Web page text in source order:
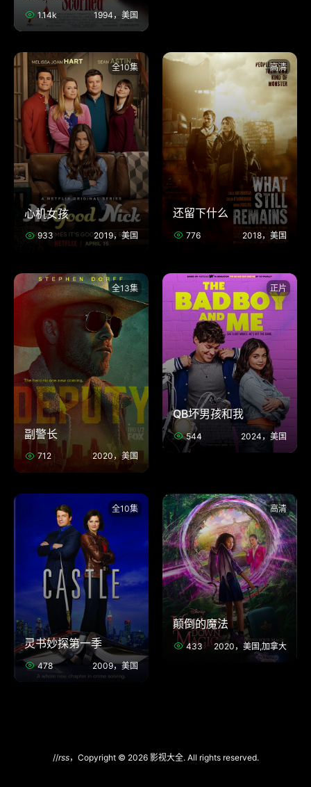
1.14k 1994，美国
全10集
心机女孩
933 2019，美国
高清
还留下什么
776 2018，美国
全13集
副警长
712 2020，美国
正片
QB坏男孩和我
544 2024，美国
全10集
灵书妙探第一季
478 2009，美国
高清
颠倒的魔法
433 2020，美国,加拿大
//rss，Copyright © 2026 影视大全. All rights reserved.